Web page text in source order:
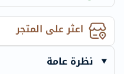
اعثر على المتجر
نظرة عامة